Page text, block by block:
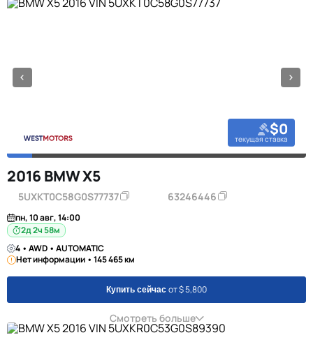
$0
текущая ставка
2016 BMW X5
5UXKT0C58G0S77737 63246446
пн, 10 авг, 14:00
2д 2ч 58м
4 • AWD • AUTOMATIC
Нет информации • 145 465 км
Купить сейчас от $ 5,800
Смотреть больше